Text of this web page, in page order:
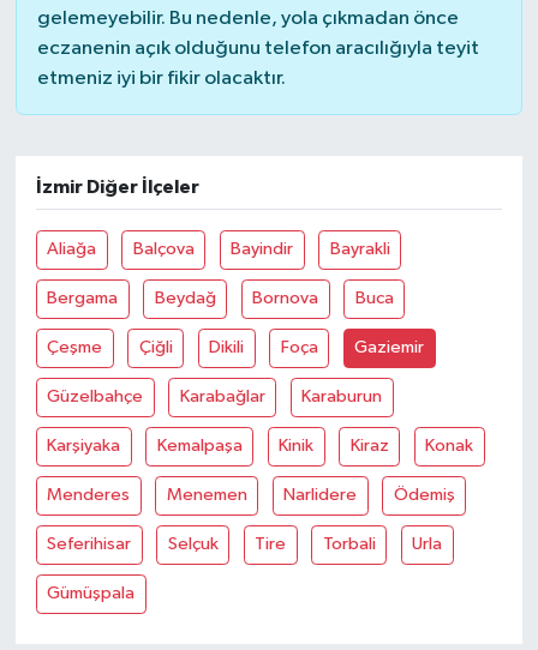
gelemeyebilir. Bu nedenle, yola çıkmadan önce
eczanenin açık olduğunu telefon aracılığıyla teyit
etmeniz iyi bir fikir olacaktır.
İzmir Diğer İlçeler
Aliağa Balçova Bayindir Bayrakli
Bergama Beydağ Bornova Buca
Çeşme Çiğli Dikili Foça Gaziemir
Güzelbahçe Karabağlar Karaburun
Karşiyaka Kemalpaşa Kinik Kiraz Konak
Menderes Menemen Narlidere Ödemiş
Seferihisar Selçuk Tire Torbali Urla
Gümüşpala
TREND
TEKNOLOJİ
YAŞAM
KÜLTÜR SANAT